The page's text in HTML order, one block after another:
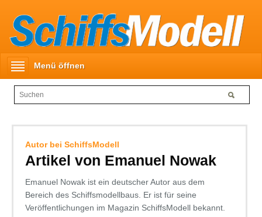
Menü öffnen
Autor bei SchiffsModell
Artikel von Emanuel Nowak
Emanuel Nowak ist ein deutscher Autor aus dem
Bereich des Schiffsmodellbaus. Er ist für seine
Veröffentlichungen im Magazin SchiffsModell bekannt.